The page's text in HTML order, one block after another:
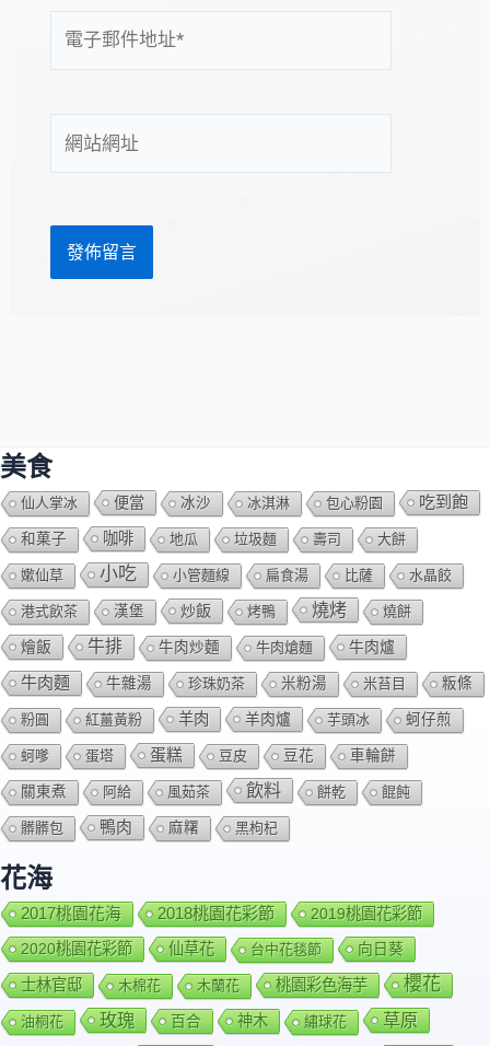
子
地
站
美食
仙人掌冰 便當 冰沙 冰淇淋 包心粉園 吃到飽
和菓子 咖啡 地瓜 垃圾麵 壽司 大餅
嫰仙草 小吃 小管麵線 扁食湯 比薩 水晶餃
港式飲茶 漢堡 炒飯 烤鴨 燒烤 燒餅
燴飯 牛排 牛肉炒麵 牛肉熗麵 牛肉爐
牛肉麵 牛雜湯 珍珠奶茶 米粉湯 米苔目 粄條
粉圓 紅薑黃粉 羊肉 羊肉爐 芋頭冰 蚵仔煎
蚵嗲 蛋塔 蛋糕 豆皮 豆花 車輪餅
關東煮 阿給 風茹茶 飲料 餅乾 餛飩
髒髒包 鴨肉 麻糬 黑枸杞
花海
2017桃園花海 2018桃園花彩節
2019桃園花彩節
2020桃園花彩節
仙草花 台中花毯節 向日葵
士林官邸 木棉花 木蘭花 桃園彩色海芋 櫻花
油桐花 玫瑰 百合 神木 繡球花 草原